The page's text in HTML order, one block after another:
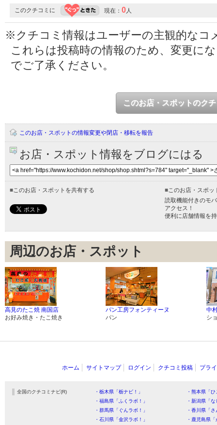
このクチコミに 現在： 0人
※クチコミ情報はユーザーの主観的なコ
これらは投稿時の情報のため、変更に
でご了承ください。
このお店・スポットのク
このお店・スポットの情報変更や閉店・移転を報告
お店・スポット情報をブログにはる
■このお店・スポットを共有する ■このお店・スポッ
読取機能付きのモ
アクセス！
便利に店舗情報を
周辺のお店・スポット
高見のたこ焼 南国店
お好み焼き・たこ焼き
パン工房フォンティーヌ
パン
中
シ
ホーム サイトマップ ログイン クチコミ投稿 プラ
全国のクチコミナビ(R) ・栃木県「栃ナビ！」
・熊本県「
・福島県「ふくラボ！」
・新潟県「
・群馬県「ぐんラボ！」
・香川県「
・石川県「金沢ラボ！」
・鹿児島県